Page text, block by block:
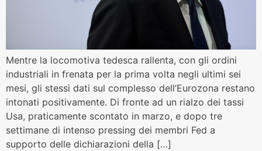
Mentre la locomotiva tedesca rallenta, con gli ordini
industriali in frenata per la prima volta negli ultimi sei
mesi, gli stessi dati sul complesso dell’Eurozona restano
intonati positivamente. Di fronte ad un rialzo dei tassi
Usa, praticamente scontato in marzo, e dopo tre
settimane di intenso pressing dei membri Fed a
supporto delle dichiarazioni della […]